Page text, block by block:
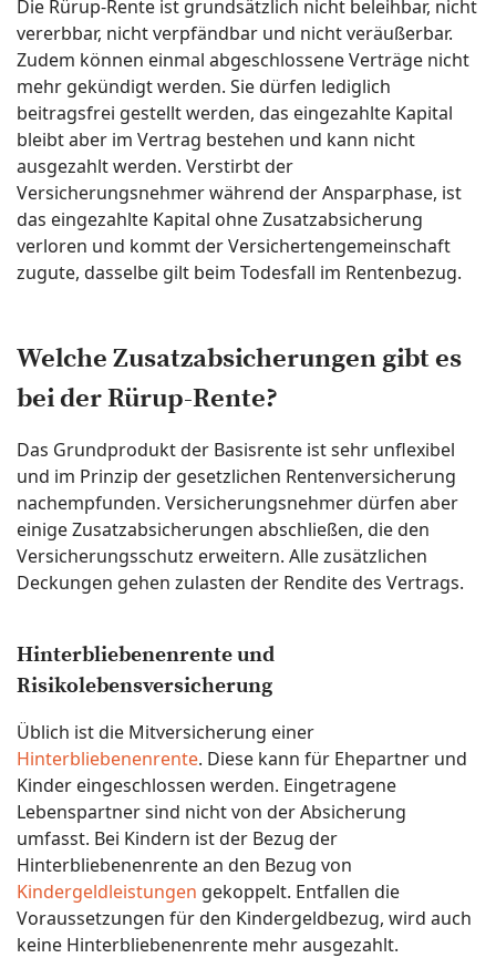
Die Rürup-Rente ist grundsätzlich nicht beleihbar, nicht
vererbbar, nicht verpfändbar und nicht veräußerbar.
Zudem können einmal abgeschlossene Verträge nicht
mehr gekündigt werden. Sie dürfen lediglich
beitragsfrei gestellt werden, das eingezahlte Kapital
bleibt aber im Vertrag bestehen und kann nicht
ausgezahlt werden. Verstirbt der
Versicherungsnehmer während der Ansparphase, ist
das eingezahlte Kapital ohne Zusatzabsicherung
verloren und kommt der Versichertengemeinschaft
zugute, dasselbe gilt beim Todesfall im Rentenbezug.
Welche Zusatzabsicherungen gibt es
bei der Rürup-Rente?
Das Grundprodukt der Basisrente ist sehr unflexibel
und im Prinzip der gesetzlichen Rentenversicherung
nachempfunden. Versicherungsnehmer dürfen aber
einige Zusatzabsicherungen abschließen, die den
Versicherungsschutz erweitern. Alle zusätzlichen
Deckungen gehen zulasten der Rendite des Vertrags.
Hinterbliebenenrente und
Risikolebensversicherung
Üblich ist die Mitversicherung einer
Hinterbliebenenrente. Diese kann für Ehepartner und
Kinder eingeschlossen werden. Eingetragene
Lebenspartner sind nicht von der Absicherung
umfasst. Bei Kindern ist der Bezug der
Hinterbliebenenrente an den Bezug von
Kindergeldleistungen gekoppelt. Entfallen die
Voraussetzungen für den Kindergeldbezug, wird auch
keine Hinterbliebenenrente mehr ausgezahlt.